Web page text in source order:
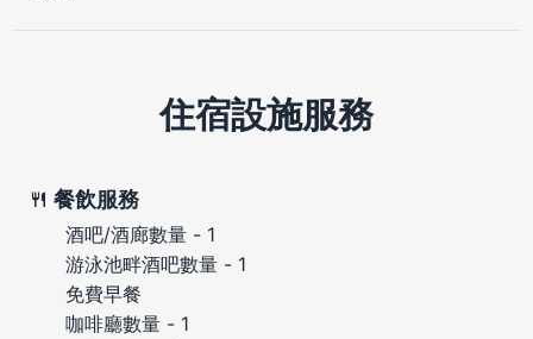
住宿設施服務
餐飲服務
酒吧/酒廊數量 - 1
游泳池畔酒吧數量 - 1
免費早餐
咖啡廳數量 - 1